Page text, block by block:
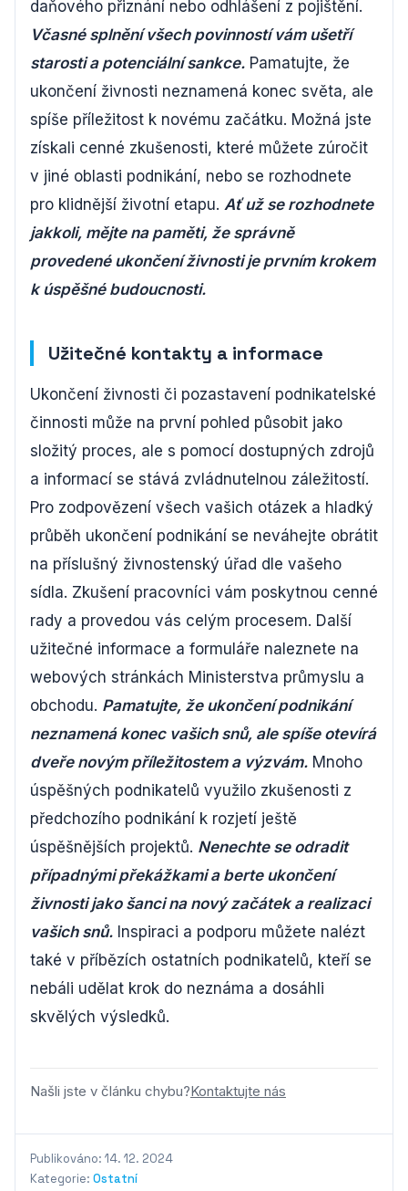
daňového přiznání nebo odhlášení z pojištění.
Včasné splnění všech povinností vám ušetří
starosti a potenciální sankce. Pamatujte, že
ukončení živnosti neznamená konec světa, ale
spíše příležitost k novému začátku. Možná jste
získali cenné zkušenosti, které můžete zúročit
v jiné oblasti podnikání, nebo se rozhodnete
pro klidnější životní etapu. Ať už se rozhodnete
jakkoli, mějte na paměti, že správně
provedené ukončení živnosti je prvním krokem
k úspěšné budoucnosti.
Užitečné kontakty a informace
Ukončení živnosti či pozastavení podnikatelské
činnosti může na první pohled působit jako
složitý proces, ale s pomocí dostupných zdrojů
a informací se stává zvládnutelnou záležitostí.
Pro zodpovězení všech vašich otázek a hladký
průběh ukončení podnikání se neváhejte obrátit
na příslušný živnostenský úřad dle vašeho
sídla. Zkušení pracovníci vám poskytnou cenné
rady a provedou vás celým procesem. Další
užitečné informace a formuláře naleznete na
webových stránkách Ministerstva průmyslu a
obchodu. Pamatujte, že ukončení podnikání
neznamená konec vašich snů, ale spíše otevírá
dveře novým příležitostem a výzvám. Mnoho
úspěšných podnikatelů využilo zkušenosti z
předchozího podnikání k rozjetí ještě
úspěšnějších projektů. Nenechte se odradit
případnými překážkami a berte ukončení
živnosti jako šanci na nový začátek a realizaci
vašich snů. Inspiraci a podporu můžete nalézt
také v příbězích ostatních podnikatelů, kteří se
nebáli udělat krok do neznáma a dosáhli
skvělých výsledků.
Našli jste v článku chybu?Kontaktujte nás
Publikováno: 14. 12. 2024
Kategorie: Ostatní